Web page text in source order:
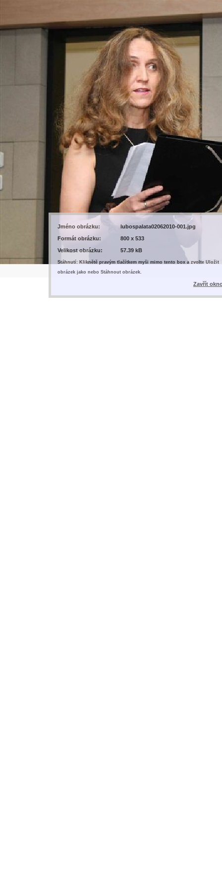
Jméno obrázku:
lubospalata02062010-001.jpg
Formát obrázku:
800 x 533
Velikost obrázku:
57.39 kB
Stáhnutí: Kliknětě pravým tlačítkem myši mimo tento box a zvolte Uložit
obrázek jako nebo Stáhnout obrázek.
Zavřít